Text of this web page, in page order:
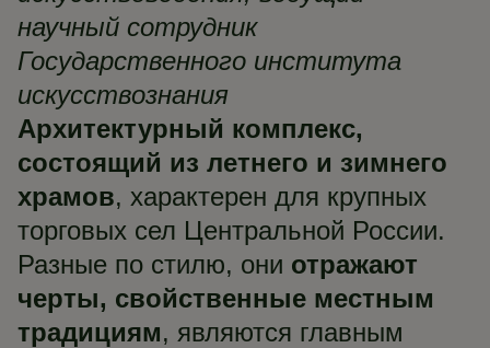
научный сотрудник
Государственного института
искусствознания
Архитектурный комплекс,
состоящий из летнего и зимнего
храмов, характерен для крупных
торговых сел Центральной России.
Разные по стилю, они отражают
черты, свойственные местным
традициям, являются главным